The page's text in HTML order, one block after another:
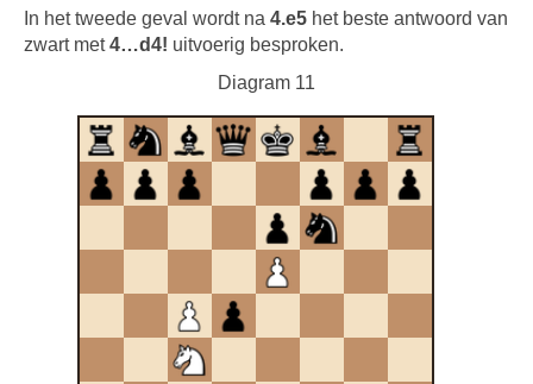
In het tweede geval wordt na 4.e5 het beste antwoord van
zwart met4…d4! uitvoerig besproken.
Diagram 11